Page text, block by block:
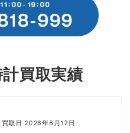
買取実績
買取日 2026年6月12日